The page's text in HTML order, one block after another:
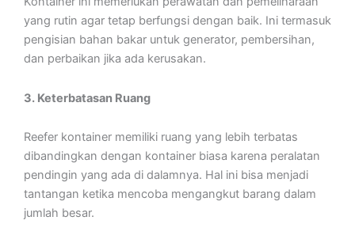
yang rutin agar tetap berfungsi dengan baik. Ini termasuk
pengisian bahan bakar untuk generator, pembersihan,
dan perbaikan jika ada kerusakan.
3. Keterbatasan Ruang
Reefer kontainer memiliki ruang yang lebih terbatas
dibandingkan dengan kontainer biasa karena peralatan
pendingin yang ada di dalamnya. Hal ini bisa menjadi
tantangan ketika mencoba mengangkut barang dalam
jumlah besar.